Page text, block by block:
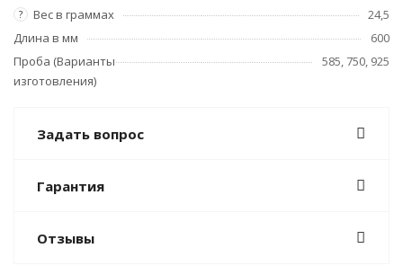
? Вес в граммах
24,5
Длина в мм
600
Проба (Варианты
изготовления)
585, 750, 925
Задать вопрос
Гарантия
Отзывы